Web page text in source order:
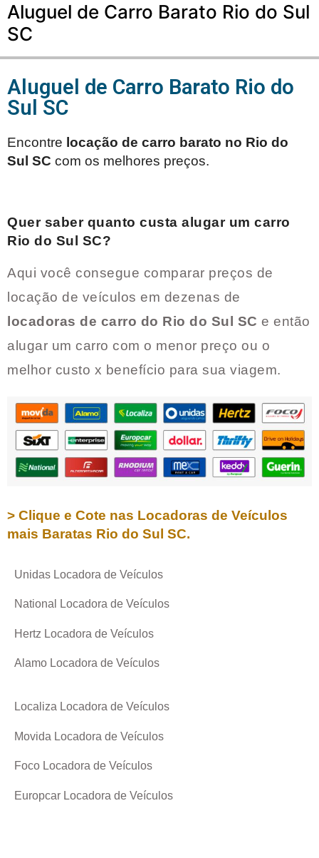
Aluguel de Carro Barato Rio do Sul
SC
Aluguel de Carro Barato Rio do
Sul SC
Encontre locação de carro barato no Rio do
Sul SC com os melhores preços.
Quer saber quanto custa alugar um carro
Rio do Sul SC?
Aqui você consegue comparar preços de
locação de veículos em dezenas de
locadoras de carro do Rio do Sul SC e então
alugar um carro com o menor preço ou o
melhor custo x benefício para sua viagem.
> Clique e Cote nas Locadoras de Veículos
mais Baratas Rio do Sul SC.
Unidas Locadora de Veículos
National Locadora de Veículos
Hertz Locadora de Veículos
Alamo Locadora de Veículos
Localiza Locadora de Veículos
Movida Locadora de Veículos
Foco Locadora de Veículos
Europcar Locadora de Veículos